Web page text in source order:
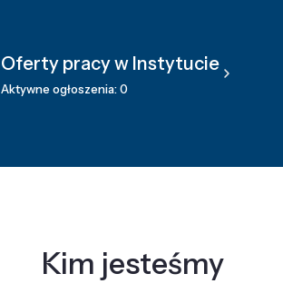
Oferty pracy w Instytucie
Aktywne ogłoszenia: 0
Kim jesteśmy